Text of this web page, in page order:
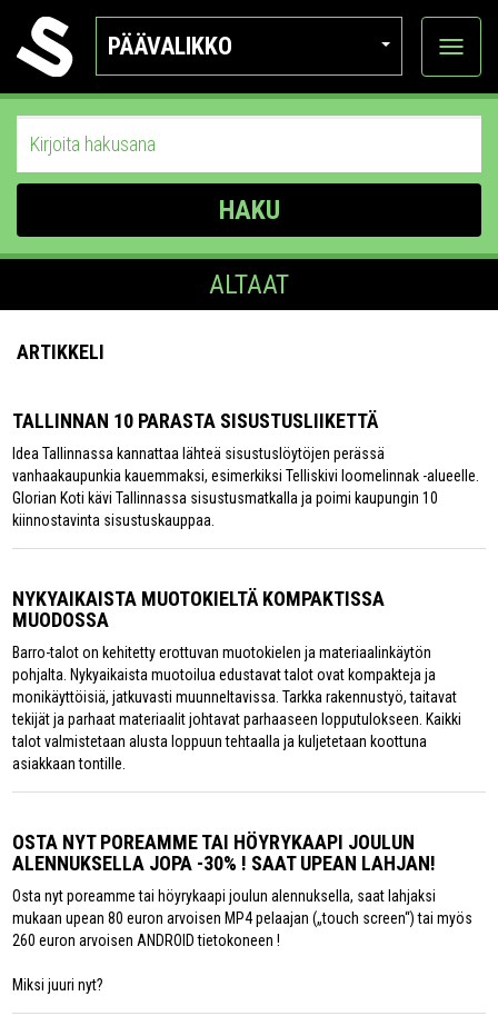
PÄÄVALIKKO
Näytä
HAKU
ALTAAT
ARTIKKELI
TALLINNAN 10 PARASTA SISUSTUSLIIKETTÄ
Idea Tallinnassa kannattaa lähteä sisustuslöytöjen perässä
vanhaakaupunkia kauemmaksi, esimerkiksi Telliskivi loomelinnak -alueelle.
Glorian Koti kävi Tallinnassa sisustusmatkalla ja poimi kaupungin 10
kiinnostavinta sisustuskauppaa.
NYKYAIKAISTA MUOTOKIELTÄ KOMPAKTISSA
MUODOSSA
Barro-talot on kehitetty erottuvan muotokielen ja materiaalinkäytön
pohjalta. Nykyaikaista muotoilua edustavat talot ovat kompakteja ja
monikäyttöisiä, jatkuvasti muunneltavissa. Tarkka rakennustyö, taitavat
tekijät ja parhaat materiaalit johtavat parhaaseen lopputulokseen. Kaikki
talot valmistetaan alusta loppuun tehtaalla ja kuljetetaan koottuna
asiakkaan tontille.
OSTA NYT POREAMME TAI HÖYRYKAAPI JOULUN
ALENNUKSELLA JOPA -30% ! SAAT UPEAN LAHJAN!
Osta nyt poreamme tai höyrykaapi joulun alennuksella, saat lahjaksi
mukaan upean 80 euron arvoisen MP4 pelaajan („touch screen“) tai myös
260 euron arvoisen ANDROID tietokoneen !
Miksi juuri nyt?